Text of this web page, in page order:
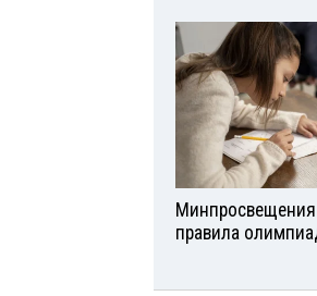
Минпросвещения
правила